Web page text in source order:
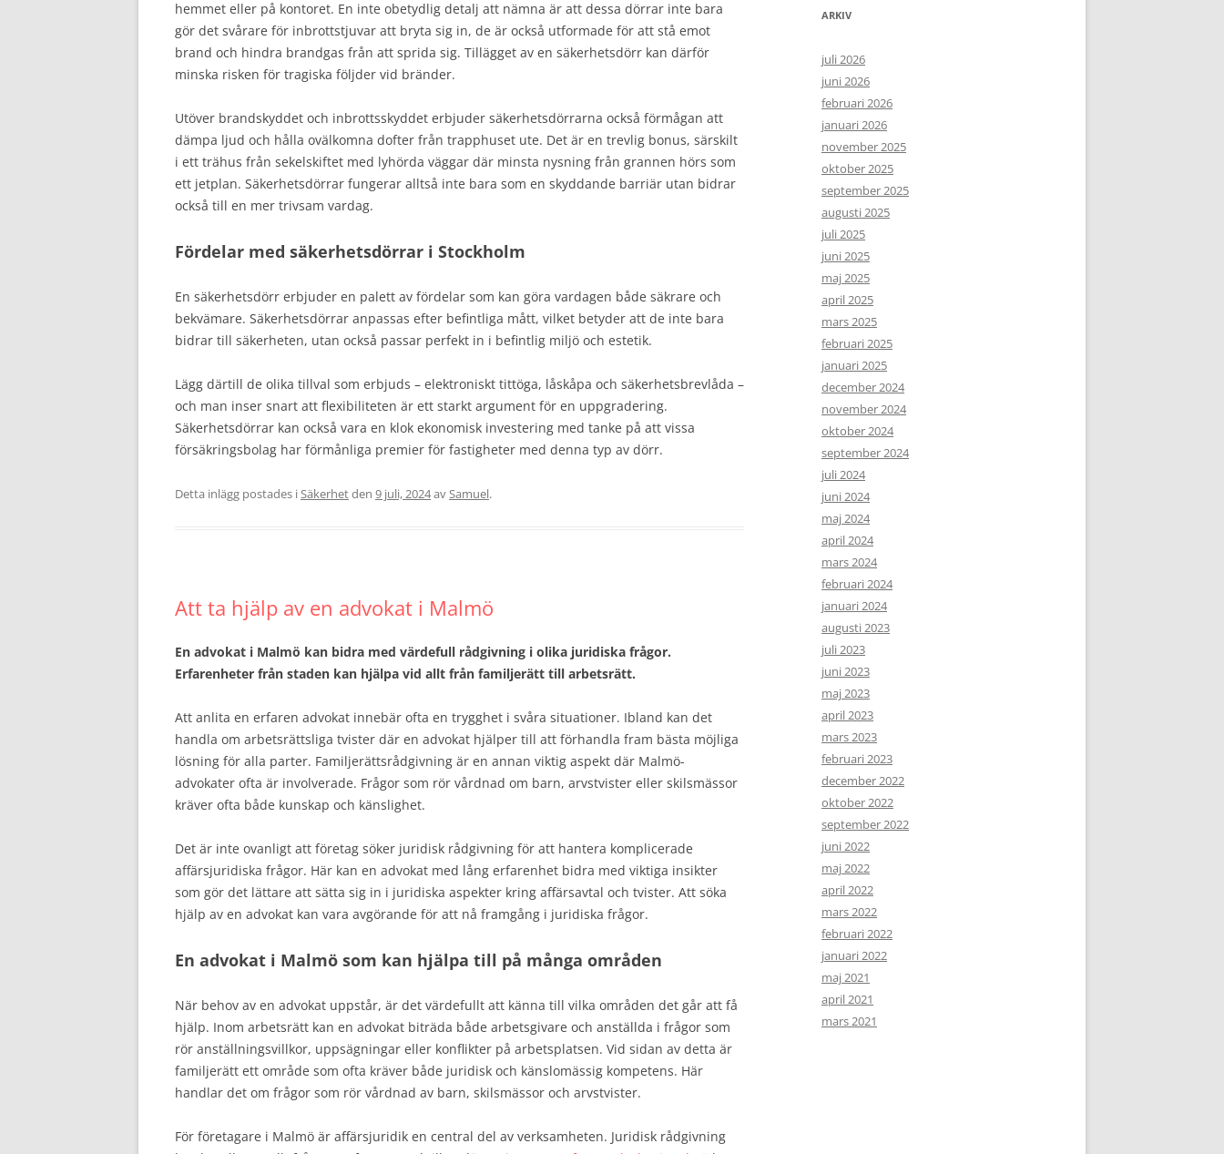
hemmet eller på kontoret. En inte obetydlig detalj att nämna är att dessa dörrar inte bara
gör det svårare för inbrottstjuvar att bryta sig in, de är också utformade för att stå emot
brand och hindra brandgas från att sprida sig. Tillägget av en säkerhetsdörr kan därför
minska risken för tragiska följder vid bränder.
Utöver brandskyddet och inbrottsskyddet erbjuder säkerhetsdörrarna också förmågan att
dämpa ljud och hålla ovälkomna dofter från trapphuset ute. Det är en trevlig bonus, särskilt
i ett trähus från sekelskiftet med lyhörda väggar där minsta nysning från grannen hörs som
ett jetplan. Säkerhetsdörrar fungerar alltså inte bara som en skyddande barriär utan bidrar
också till en mer trivsam vardag.
Fördelar med säkerhetsdörrar i Stockholm
En säkerhetsdörr erbjuder en palett av fördelar som kan göra vardagen både säkrare och
bekvämare. Säkerhetsdörrar anpassas efter befintliga mått, vilket betyder att de inte bara
bidrar till säkerheten, utan också passar perfekt in i befintlig miljö och estetik.
Lägg därtill de olika tillval som erbjuds – elektroniskt tittöga, låskåpa och säkerhetsbrevlåda –
och man inser snart att flexibiliteten är ett starkt argument för en uppgradering.
Säkerhetsdörrar kan också vara en klok ekonomisk investering med tanke på att vissa
försäkringsbolag har förmånliga premier för fastigheter med denna typ av dörr.
Detta inlägg postades iSäkerhetden 9 juli, 2024avSamuel.
Att ta hjälp av en advokat i Malmö
En advokat i Malmö kan bidra med värdefull rådgivning i olika juridiska frågor.
Erfarenheter från staden kan hjälpa vid allt från familjerätt till arbetsrätt.
Att anlita en erfaren advokat innebär ofta en trygghet i svåra situationer. Ibland kan det
handla om arbetsrättsliga tvister där en advokat hjälper till att förhandla fram bästa möjliga
lösning för alla parter. Familjerättsrådgivning är en annan viktig aspekt där Malmö-
advokater ofta är involverade. Frågor som rör vårdnad om barn, arvstvister eller skilsmässor
kräver ofta både kunskap och känslighet.
Det är inte ovanligt att företag söker juridisk rådgivning för att hantera komplicerade
affärsjuridiska frågor. Här kan en advokat med lång erfarenhet bidra med viktiga insikter
som gör det lättare att sätta sig in i juridiska aspekter kring affärsavtal och tvister. Att söka
hjälp av en advokat kan vara avgörande för att nå framgång i juridiska frågor.
En advokat i Malmö som kan hjälpa till på många områden
När behov av en advokat uppstår, är det värdefullt att känna till vilka områden det går att få
hjälp. Inom arbetsrätt kan en advokat biträda både arbetsgivare och anställda i frågor som
rör anställningsvillkor, uppsägningar eller konflikter på arbetsplatsen. Vid sidan av detta är
familjerätt ett område som ofta kräver både juridisk och känslomässig kompetens. Här
handlar det om frågor som rör vårdnad av barn, skilsmässor och arvstvister.
För företagare i Malmö är affärsjuridik en central del av verksamheten. Juridisk rådgivning
ARKIV
juli 2026
juni 2026
februari 2026
januari 2026
november 2025
oktober 2025
september 2025
augusti 2025
juli 2025
juni 2025
maj 2025
april 2025
mars 2025
februari 2025
januari 2025
december 2024
november 2024
oktober 2024
september 2024
juli 2024
juni 2024
maj 2024
april 2024
mars 2024
februari 2024
januari 2024
augusti 2023
juli 2023
juni 2023
maj 2023
april 2023
mars 2023
februari 2023
december 2022
oktober 2022
september 2022
juni 2022
maj 2022
april 2022
mars 2022
februari 2022
januari 2022
maj 2021
april 2021
mars 2021